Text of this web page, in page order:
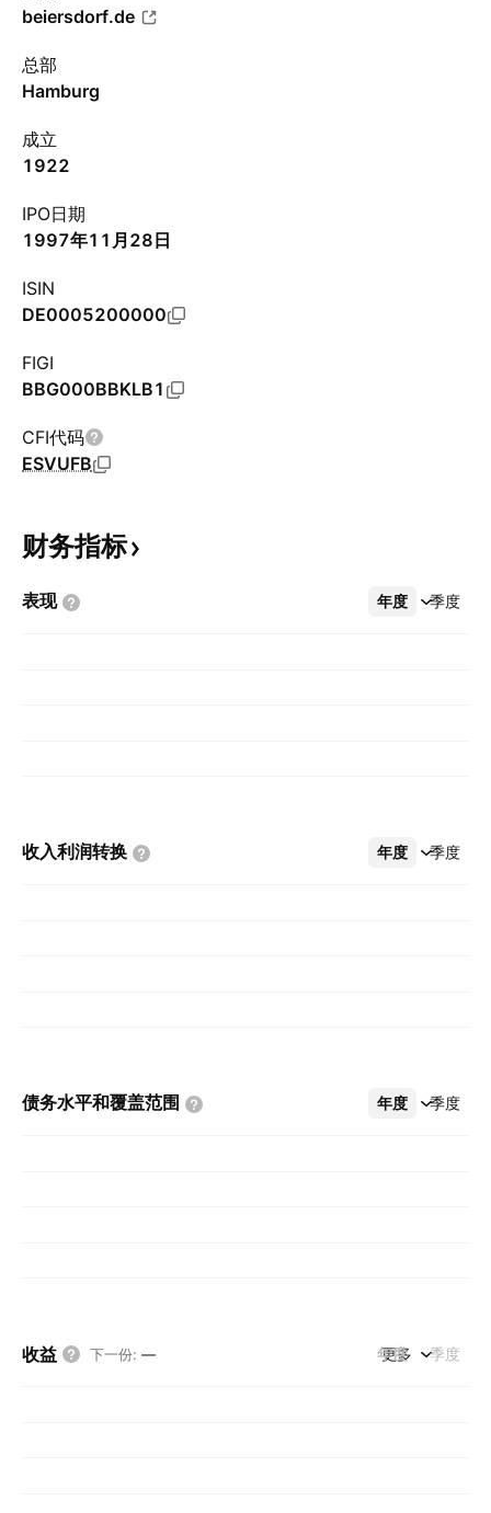
beiersdorf.de
总部
Hamburg
成立
1922
IPO日期
1997年11月28日
ISIN
DE0005200000
FIGI
BBG000BBKLB1
CFI代码
ESVUFB
财务指标
表现 年度 季度
更多
收入利润转换 年度 季度
更多
债务水平和覆盖范围 年度 季度
更多
收益 下一份: — 年度 季度
更多